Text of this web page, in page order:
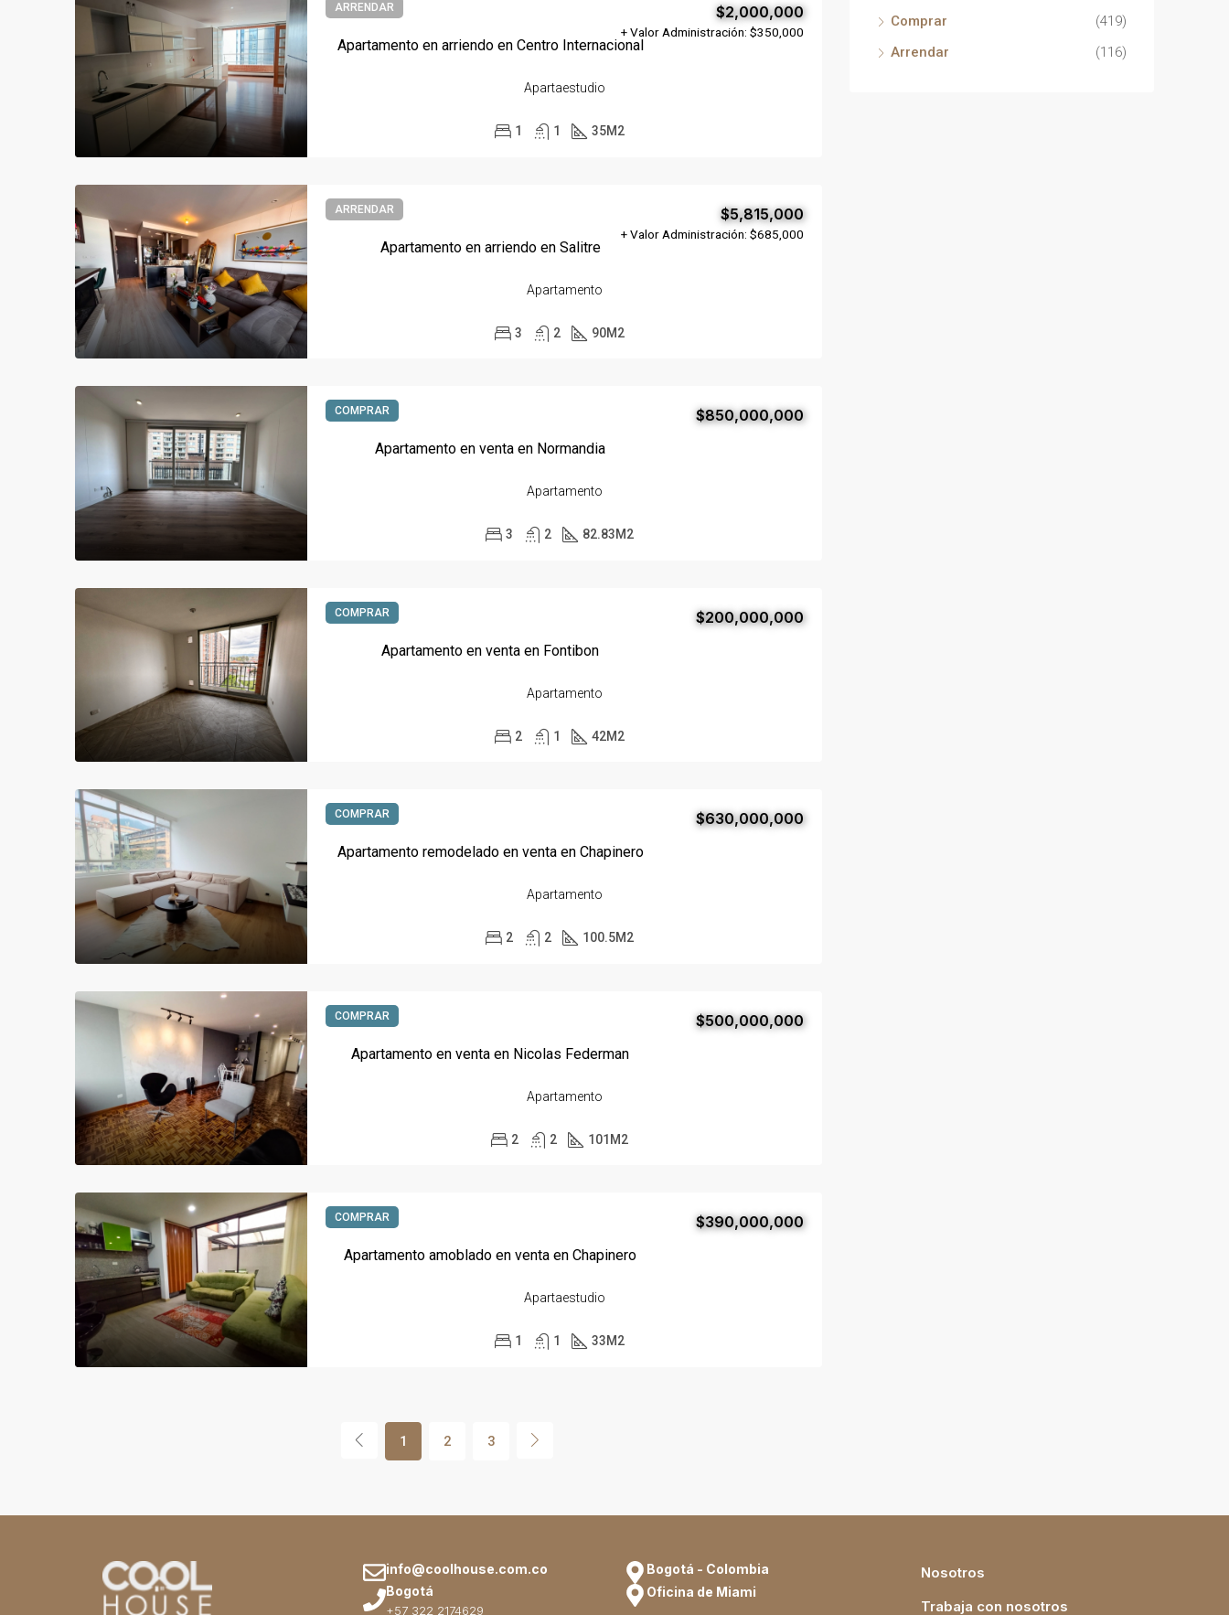
ARRENDAR
Apartamento en arriendo en Centro Internacional
$2,000,000
+ Valor Administración: $350,000
Apartaestudio
1 1 35M2
ARRENDAR
Apartamento en arriendo en Salitre
$5,815,000
+ Valor Administración: $685,000
Apartamento
3 2 90M2
COMPRAR
Apartamento en venta en Normandia
$850,000,000
Apartamento
3 2 82.83M2
COMPRAR
Apartamento en venta en Fontibon
$200,000,000
Apartamento
2 1 42M2
COMPRAR
Apartamento remodelado en venta en Chapinero
$630,000,000
Apartamento
2 2 100.5M2
COMPRAR
Apartamento en venta en Nicolas Federman
$500,000,000
Apartamento
2 2 101 M2
COMPRAR
Apartamento amoblado en venta en Chapinero
$390,000,000
Apartaestudio
1 1 33M2
1 2 3
Comprar
(419)
Arrendar
(116)
info@coolhouse.com.co
Bogotá
+57 322 2174629
Bogotá - Colombia
Oficina de Miami
Nosotros
Trabaja con nosotros